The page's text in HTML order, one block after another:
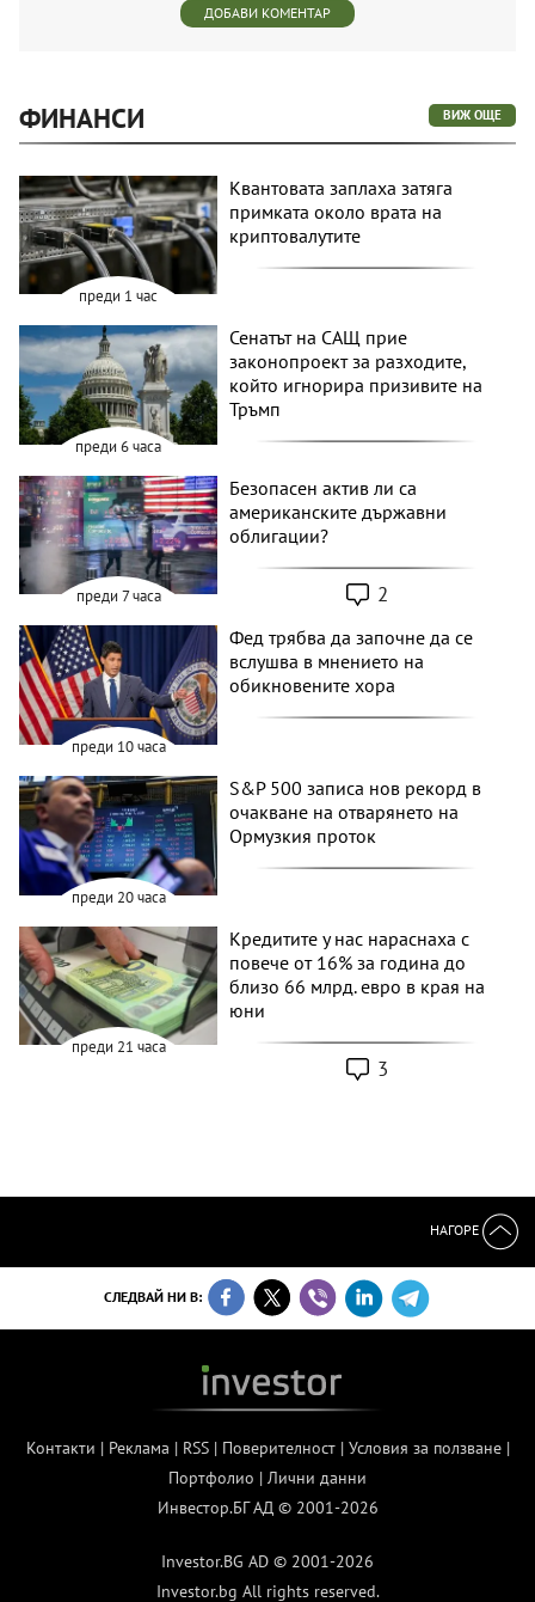
ДОБАВИ КОМЕНТАР
ФИНАНСИ ВИЖ ОЩЕ
преди 1 час
Квантовата заплаха затяга
примката около врата на
криптовалутите
преди 6 часа
Сенатът на САЩ прие
законопроект за разходите,
който игнорира призивите на
Тръмп
преди 7 часа
Безопасен актив ли са
американските държавни
облигации?
2
преди 10 часа
Фед трябва да започне да се
вслушва в мнението на
обикновените хора
преди 20 часа
S&P 500 записа нов рекорд в
очакване на отварянето на
Ормузкия проток
преди 21 часа
Кредитите у нас нараснаха с
повече от 16% за година до
близо 66 млрд. евро в края на
юни
3
НАГОРЕ
СЛЕДВАЙ НИ В:
Контакти | Реклама | RSS| Поверителност| Условия за ползване|
Портфолио | Лични данни
Инвестор.БГ АД © 2001-2026
Investor.BG AD © 2001-2026
Investor.bg All rights reserved.